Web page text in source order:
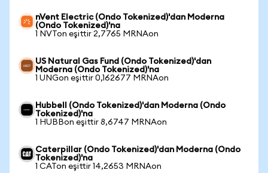
nVent Electric (Ondo Tokenized)'dan Moderna
(Ondo Tokenized)'na
1 NVTon eşittir 2,7765 MRNAon
US Natural Gas Fund (Ondo Tokenized)'dan
Moderna (Ondo Tokenized)'na
1 UNGon eşittir 0,162677 MRNAon
Hubbell (Ondo Tokenized)'dan Moderna (Ondo
Tokenized)'na
1 HUBBon eşittir 8,6747 MRNAon
Caterpillar (Ondo Tokenized)'dan Moderna (Ondo
Tokenized)'na
1 CATon eşittir 14,2653 MRNAon